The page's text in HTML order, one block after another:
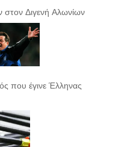
στον Διγενή Αλωνίων
που έγινε Έλληνας